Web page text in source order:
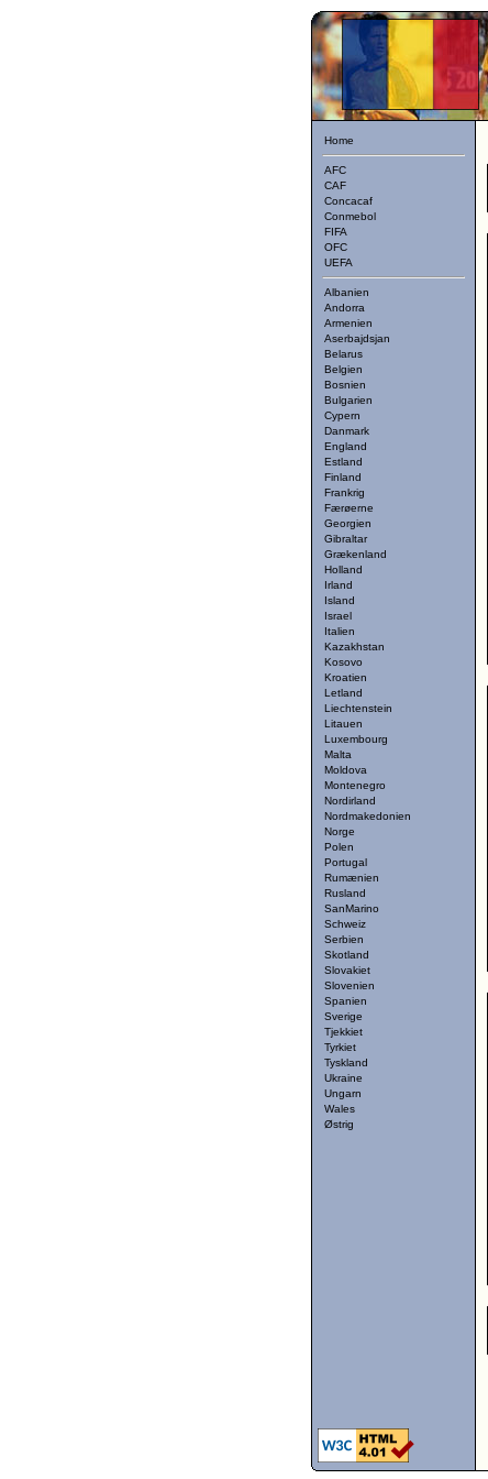
Home
AFC
CAF
Concacaf
Conmebol
FIFA
OFC
UEFA
Albanien
Andorra
Armenien
Aserbajdsjan
Belarus
Belgien
Bosnien
Bulgarien
Cypern
Danmark
England
Estland
Finland
Frankrig
Færøerne
Georgien
Gibraltar
Grækenland
Holland
Irland
Island
Israel
Italien
Kazakhstan
Kosovo
Kroatien
Letland
Liechtenstein
Litauen
Luxembourg
Malta
Moldova
Montenegro
Nordirland
Nordmakedonien
Norge
Polen
Portugal
Rumænien
Rusland
SanMarino
Schweiz
Serbien
Skotland
Slovakiet
Slovenien
Spanien
Sverige
Tjekkiet
Tyrkiet
Tyskland
Ukraine
Ungarn
Wales
Østrig